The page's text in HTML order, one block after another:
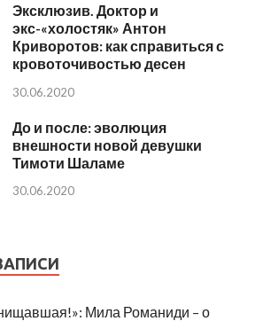
Эксклюзив. Доктор и
экс-«холостяк» Антон
Криворотов: как справиться с
кровоточивостью десен
30.06.2020
До и после: эволюция
внешности новой девушки
Тимоти Шаламе
30.06.2020
Мила Романиди – о